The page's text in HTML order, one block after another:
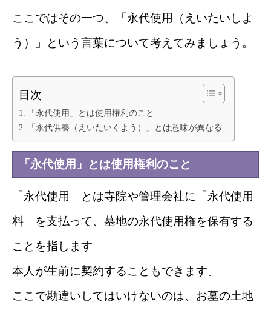
ここではその一つ、「永代使用（えいたいしよ
う）」という言葉について考えてみましょう。
目次
「永代使用」とは使用権利のこと
「永代供養（えいたいくよう）」とは意味が異なる
「永代使用」とは使用権利のこと
「永代使用」とは寺院や管理会社に「永代使用
料」を支払って、墓地の永代使用権を保有する
ことを指します。
本人が生前に契約することもできます。
ここで勘違いしてはいけないのは、お墓の土地